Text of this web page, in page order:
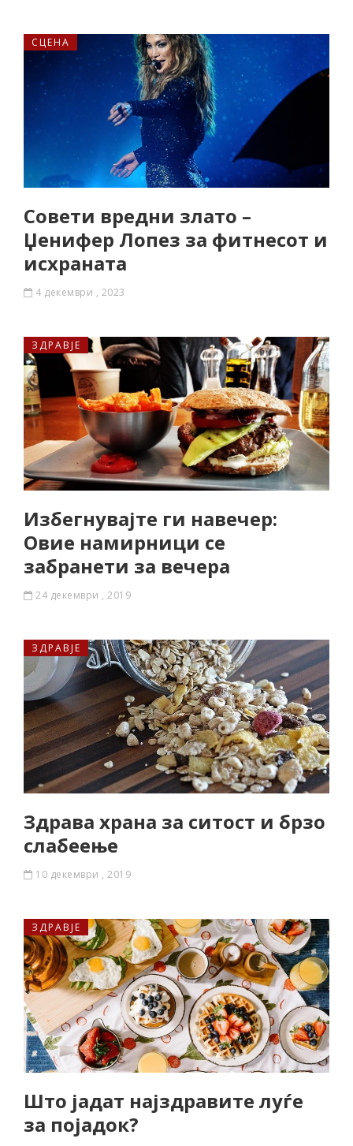
СЦЕНА
Совети вредни злато –
Џенифер Лопез за фитнесот и
исхраната
4 декември , 2023
ЗДРАВЈЕ
Избегнувајте ги навечер:
Овие намирници се
забранети за вечера
24 декември , 2019
ЗДРАВЈЕ
Здрава храна за ситост и брзо
слабеење
10 декември , 2019
ЗДРАВЈЕ
Што јадат најздравите луѓе
за појадок?